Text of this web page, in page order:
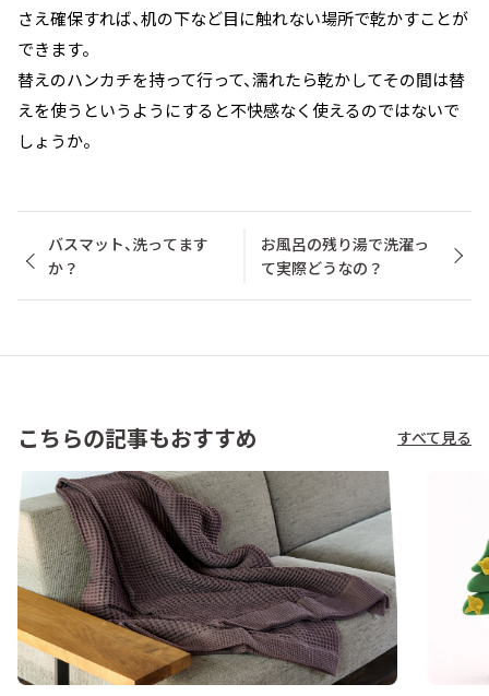
さえ確保すれば、机の下など目に触れない場所で乾かすことが
できます。
替えのハンカチを持って行って、濡れたら乾かしてその間は替
えを使うというようにすると不快感なく使えるのではないで
しょうか。
バスマット、洗ってます
か？
お風呂の残り湯で洗濯っ
て実際どうなの？
こちらの記事もおすすめ すべて見る